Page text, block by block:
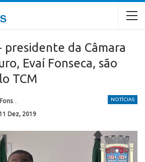
presidente da Câmara
Evaí Fonseca, são
TCM
NOTÍCIAS
Dez, 2019